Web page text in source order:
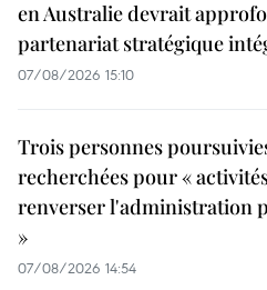
en Australie devrait
partenariat stratégique
07/08/2026 15:10
Trois personnes
recherchées pour «
renverser l'administration
»
07/08/2026 14:54